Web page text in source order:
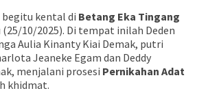
begitu kental di Betang Eka Tingang
(25/10/2025). Di tempat inilah Deden
Aulia Kinanty Kiai Demak, putri
Jeaneke Egam dan Deddy
menjalani prosesi Pernikahan Adat
khidmat.